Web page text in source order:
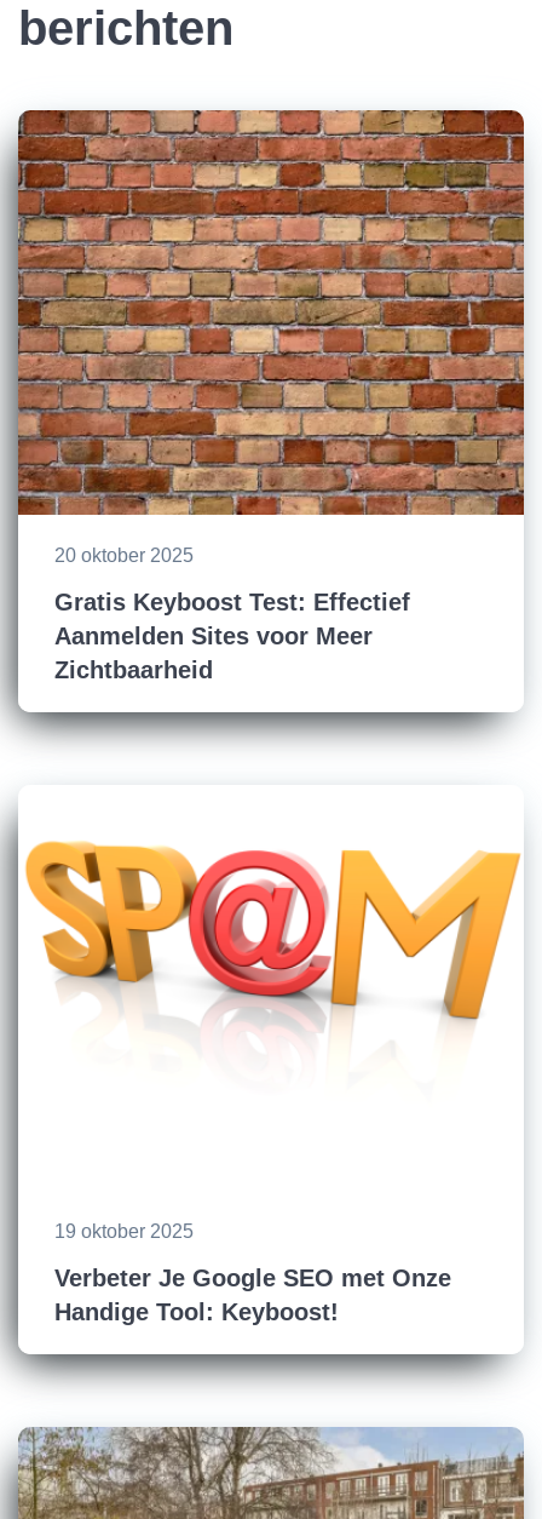
berichten
20 oktober 2025
Gratis Keyboost Test: Effectief
Aanmelden Sites voor Meer
Zichtbaarheid
19 oktober 2025
Verbeter Je Google SEO met Onze
Handige Tool: Keyboost!